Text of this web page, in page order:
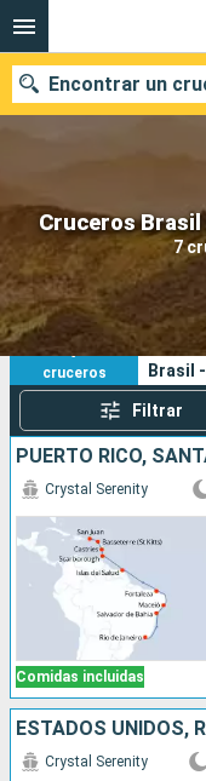
Cruceros Brasil
7
Encontrar un
Nuestros destinos
Fecha de salida
Puertos
7
cruceros
Sus
Brasil
Filtrar
Comidas incluidas
Crystal Serenity
Crystal Serenity